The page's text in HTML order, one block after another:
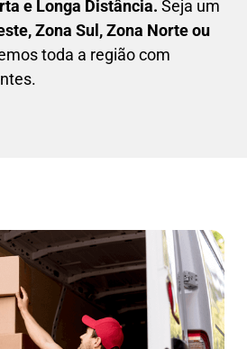
e Longa Distância. Seja um
Zona Sul, Zona Norte ou
toda a região com